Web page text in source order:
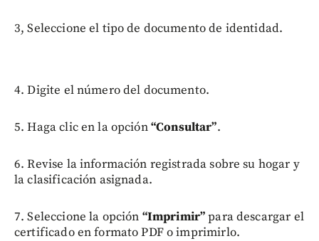
3, Seleccione el tipo de documento de identidad.
4. Digite el número del documento.
5. Haga clic en la opción“Consultar”.
6. Revise la información registrada sobre su hogar y
la clasificación asignada.
7. Seleccione la opción “Imprimir”para descargar el
certificado en formato PDF o imprimirlo.